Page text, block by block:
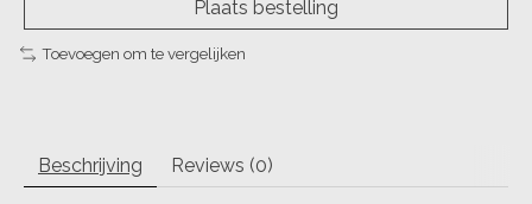
Plaats bestelling
Toevoegen om te vergelijken
Beschrijving Reviews (0)